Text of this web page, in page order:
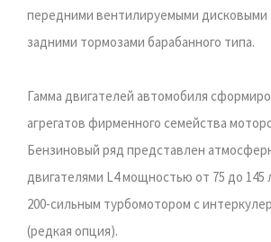
передними вентилируемыми дисковыми
задними тормозами барабанного типа.
Гамма двигателей автомобиля
агрегатов фирменного семейства
Бензиновый ряд представлен
двигателями L4 мощностью от 75 до 145
200-сильным турбомотором с
(редкая опция).